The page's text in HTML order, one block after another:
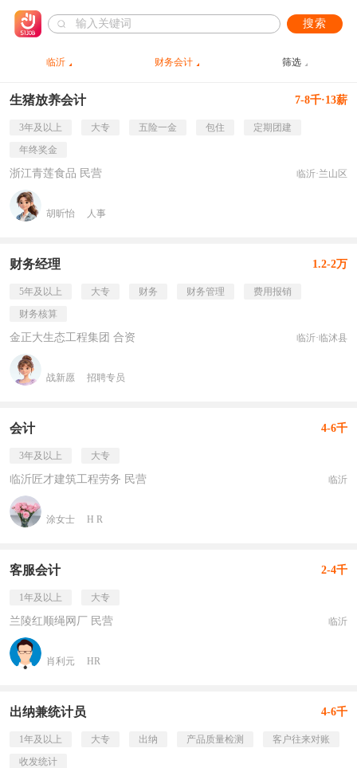
搜索
临沂 财务会计 筛选
生猪放养会计 7-8千·13薪
3年及以上 大专 五险一金 包住
定期团建
年终奖金
浙江青莲食品 民营 临沂·兰山区
胡昕怡 人事
财务经理 1.2-2万
5年及以上 大专 财务 财务管理
费用报销
财务核算
金正大生态工程集团 合资 临沂·临沭县
战新愿 招聘专员
会计 4-6千
3年及以上 大专
临沂匠才建筑工程劳务 民营 临沂
涂女士 H R
客服会计 2-4千
1年及以上 大专
兰陵红顺绳网厂 民营 临沂
肖利元 HR
出纳兼统计员 4-6千
1年及以上 大专 出纳 产品质量检测
客户往来对账
收发统计